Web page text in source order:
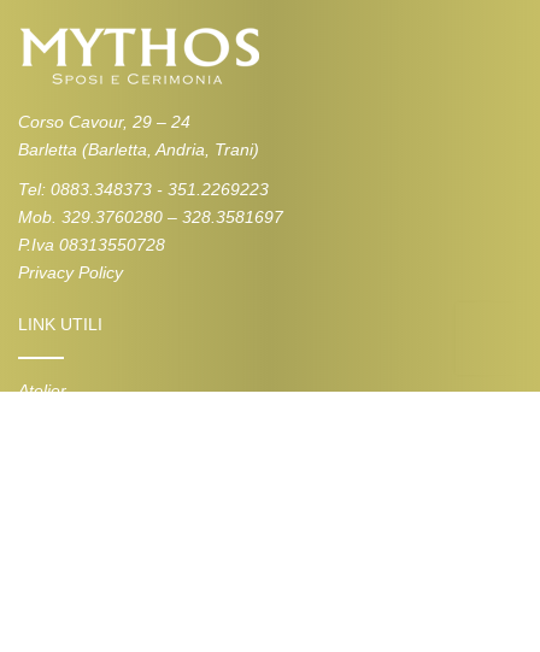
Corso Cavour, 29 – 24
Barletta (Barletta, Andria, Trani)
Tel: 0883.348373 - 351.2269223
Mob. 329.3760280 – 328.3581697
P.Iva 08313550728
Privacy Policy
LINK UTILI
Atelier